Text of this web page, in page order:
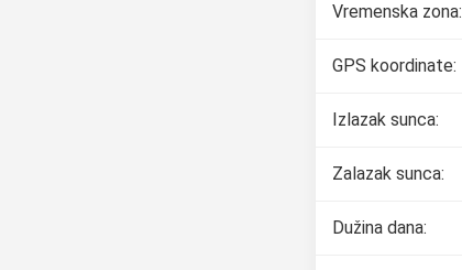
Vremenska zona:
GPS koordinate:
Izlazak sunca:
Zalazak sunca:
Dužina dana: